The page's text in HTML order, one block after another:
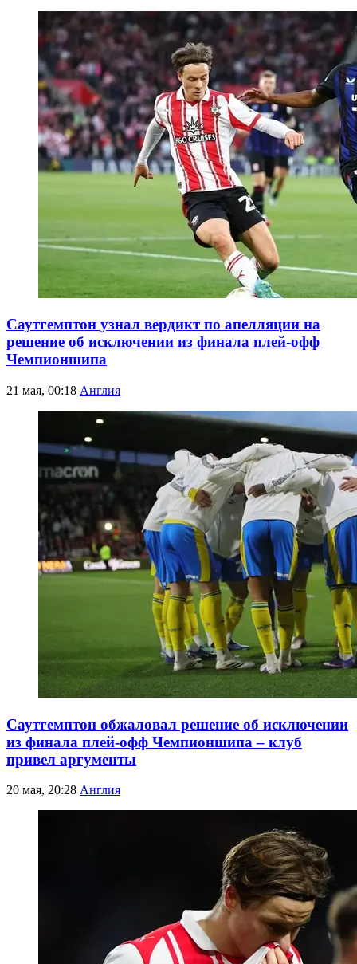
Саутгемптон узнал вердикт по апелляции на
решение об исключении из финала плей-офф
Чемпионшипа
21 мая, 00:18 Англия
Саутгемптон обжаловал решение об исключении
из финала плей-офф Чемпионшипа – клуб
привел аргументы
20 мая, 20:28 Англия